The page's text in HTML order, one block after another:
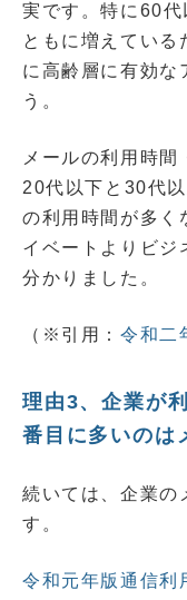
実です。特に60
ともに増えている
に高齢層に有効な
う。
メールの利用時間
20代以下と30代
の利用時間が多く
イベートよりビジ
分かりました。
（※引用： 令和二
理由3、企業が
番目に多いのは
続いては、企業の
す。
令和元年版通信利